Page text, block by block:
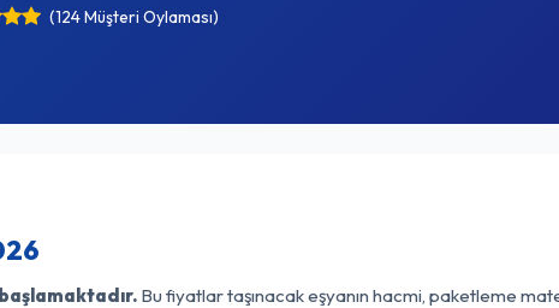
(124 Müşteri Oylaması)
Bu fiyatlar taşınacak eşyanın hacmi, paketleme